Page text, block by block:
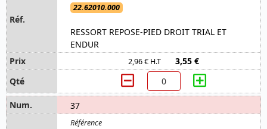
22.62010.000
RESSORT REPOSE-PIED DROIT TRIAL ET
ENDUR
2,96 € H.T 3,55 €
37